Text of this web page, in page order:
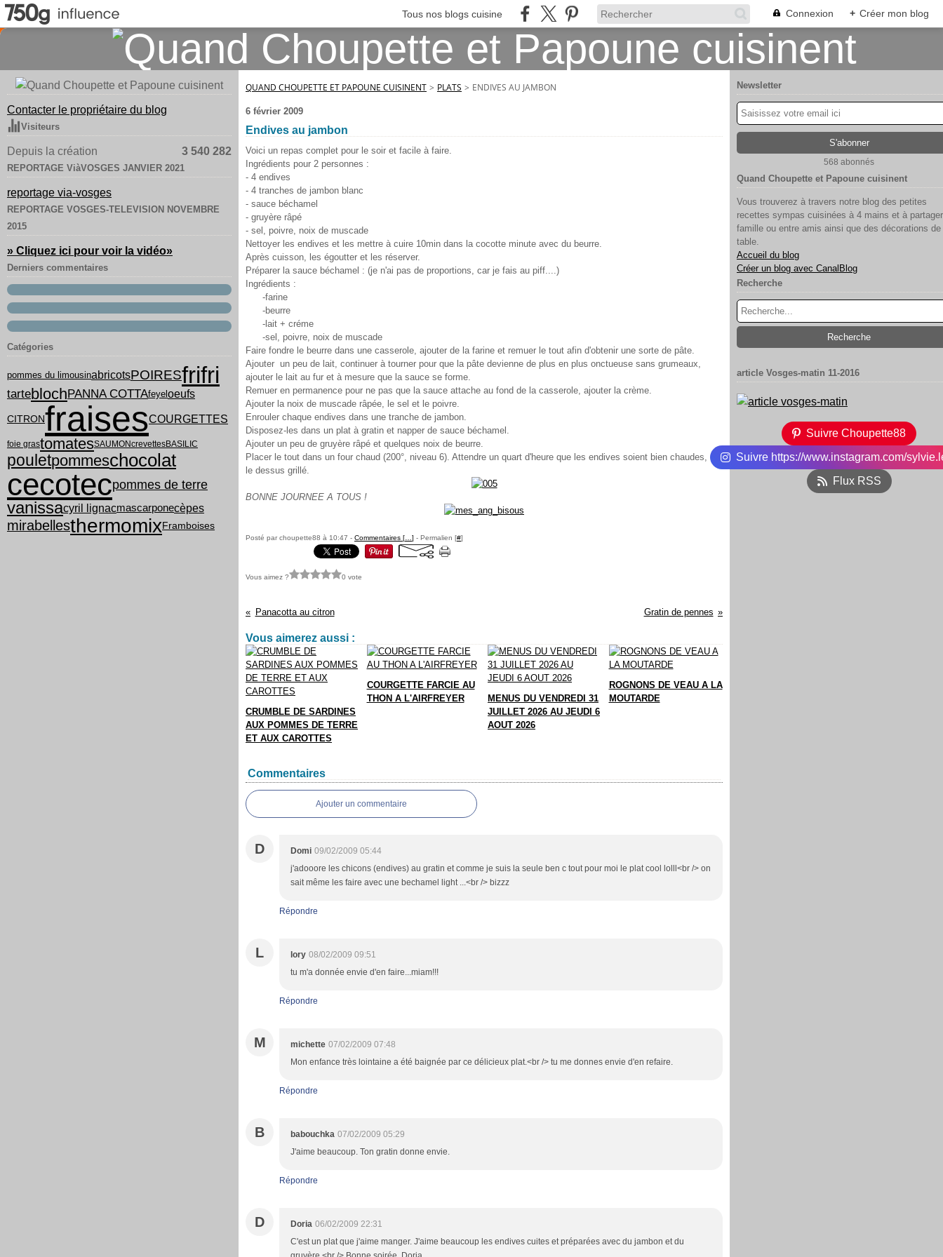
Tous nos blogs cuisine Connexion + Créer mon blog
Contacter le propriétaire du blog
Visiteurs
Depuis la création 3 540 282
REPORTAGE ViàVOSGES JANVIER 2021
reportage via-vosges
REPORTAGE VOSGES-TELEVISION NOVEMBRE
2015
» Cliquez ici pour voir la vidéo»
Derniers commentaires
Catégories
pommes du limousinabricotsPOIRESfrifri
tarteblochPANNA COTTAfeyeloeufs
CITRONfraisesCOURGETTES
foie grastomatesSAUMONcrevettesBASILIC
pouletpommeschocolat
cecotecpommes de terre
vanissacyril lignacmascarponecèpes
mirabellesthermomix Framboises
QUAND CHOUPETTE ET PAPOUNE CUISINENT > PLATS > ENDIVES AU JAMBON
6 février 2009
Endives au jambon
Voici un repas complet pour le soir et facile à faire.
Ingrédients pour 2 personnes :
- 4 endives
- 4 tranches de jambon blanc
- sauce béchamel
- gruyère râpé
- sel, poivre, noix de muscade
Nettoyer les endives et les mettre à cuire 10min dans la cocotte minute avec du beurre.
Après cuisson, les égoutter et les réserver.
Préparer la sauce béchamel : (je n'ai pas de proportions, car je fais au piff....)
Ingrédients :
-farine
-beurre
-lait + créme
-sel, poivre, noix de muscade
Faire fondre le beurre dans une casserole, ajouter de la farine et remuer le tout afin d'obtenir une sorte de pâte.
Ajouter un peu de lait, continuer à tourner pour que la pâte devienne de plus en plus onctueuse sans grumeaux,
ajouter le lait au fur et à mesure que la sauce se forme.
Remuer en permanence pour ne pas que la sauce attache au fond de la casserole, ajouter la crème.
Ajouter la noix de muscade râpée, le sel et le poivre.
Enrouler chaque endives dans une tranche de jambon.
Disposez-les dans un plat à gratin et napper de sauce béchamel.
Ajouter un peu de gruyère râpé et quelques noix de beurre.
Placer le tout dans un four chaud (200°, niveau 6). Attendre un quart d'heure que les endives soient bien chaudes, et
le dessus grillé.
BONNE JOURNEE A TOUS !
Posté par choupette88 à 10:47 - Commentaires [ ] - Permalien [#]
Vous aimez ? 0 vote
Panacotta au citron Gratin de pennes
Vous aimerez aussi :
CRUMBLE DE SARDINES
AUX POMMES DE TERRE
ET AUX CAROTTES
COURGETTE FARCIE AU
THON A L'AIRFREYER
MENUS DU VENDREDI 31
JUILLET 2026 AU JEUDI 6
AOUT 2026
ROGNONS DE VEAU A LA
MOUTARDE
Commentaires
Ajouter un commentaire
D Domi 09/02/2009 05:44
j'adooore les chicons (endives) au gratin et comme je suis la seule ben c tout pour moi le plat cool lolll<br /> on
sait même les faire avec une bechamel light ...<br /> bizzz
Répondre
L lory 08/02/2009 09:51
tu m'a donnée envie d'en faire...miam!!!
Répondre
M michette 07/02/2009 07:48
Mon enfance très lointaine a été baignée par ce délicieux plat.<br /> tu me donnes envie d'en refaire.
Répondre
B babouchka 07/02/2009 05:29
J'aime beaucoup. Ton gratin donne envie.
Répondre
D Doria 06/02/2009 22:31
C'est un plat que j'aime manger. J'aime beaucoup les endives cuites et préparées avec du jambon et du
Newsletter
568 abonnés
Quand Choupette et Papoune cuisinent
Vous trouverez à travers notre blog des petites
recettes sympas cuisinées à 4 mains et à
famille ou entre amis ainsi que des décorations de
table.
Accueil du blog
Créer un blog avec CanalBlog
Recherche
article Vosges-matin 11-2016
Suivre Choupette88
Suivre https://www.instagram.com/
Flux RSS